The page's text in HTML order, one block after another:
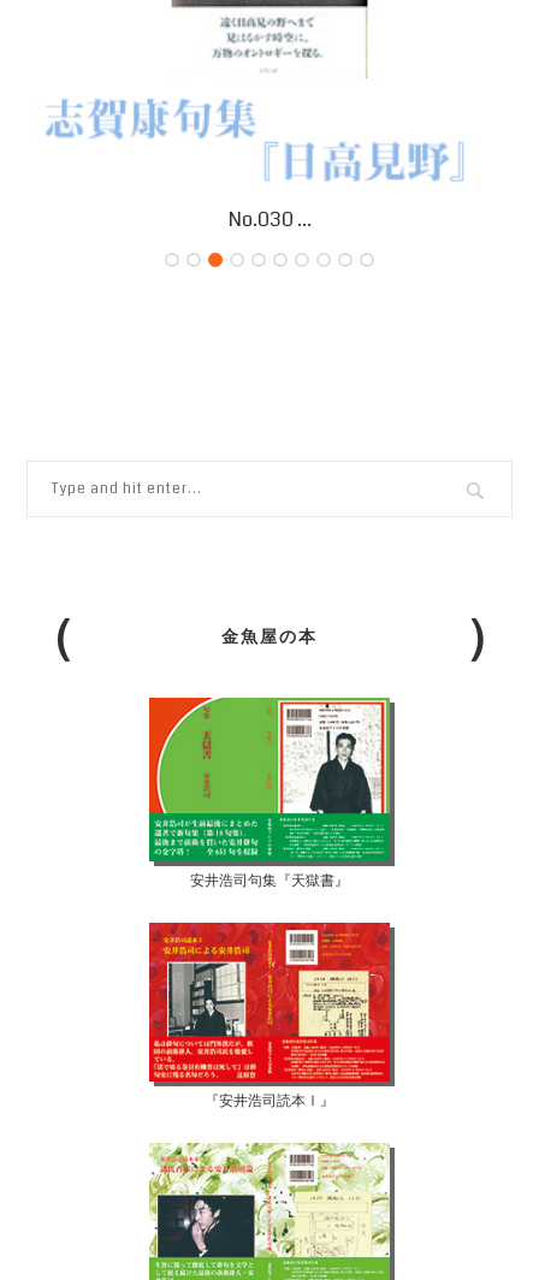
金魚屋の本
安井浩司句集『天獄書』
『安井浩司読本Ⅰ』